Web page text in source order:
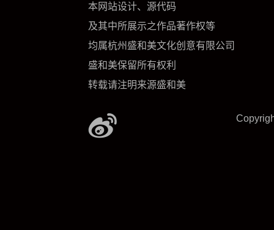
本网站设计、源代码
及其中所展示之作品著作权等
均属杭州盛和美文化创意有限公司
盛和美保留所有权利
转载请注明来源盛和美